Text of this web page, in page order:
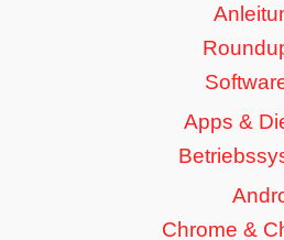
Apps &
Chrome &